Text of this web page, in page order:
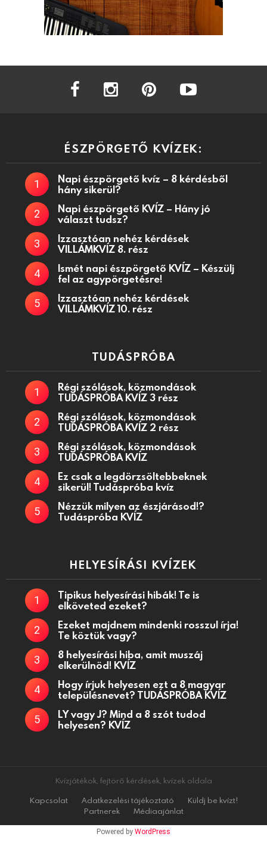
facebook instagram
ÉSZPÖRGETŐ KVÍZEK:
Napi észpörgető kvíz – 8 kérdésből
hány sikerül?
Napi észpörgető KVÍZ – Hány jó
választ tudsz?
Izzasztóan nehéz kérdések
VILLÁMKVÍZ 8. rész
Ismét napi észpörgető KVÍZ – Készülj
fel az agypörgetésre!
Izzasztóan nehéz kérdések
VILLÁMKVÍZ 10. rész
TUDÁSPRÓBA
Régi szólások, közmondások
TUDÁSPRÓBA KVÍZ 3 rész
Régi szólások, közmondások
TUDÁSPRÓBA KVÍZ 2 rész
Régi szólások, közmondások
TUDÁSPRÓBA KVÍZ
Ez csak a legdörzsöltebbeknek
sikerül! Tudáspróba kvíz
Nézzük milyen az észjárásod!?
Tudáspróba KVÍZ
HELYESÍRÁSI KVÍZEK
Tipikus helyesírási hibák! Te is
elköveted ezeket?
Ezeket majdnem mindenki rosszul írja!
Te köztük vagy?
8 helyesírási hiba, amit muszáj
elkerülnöd! KVÍZ
Hogy írjuk helyesen ezt a 8 magyar
településnevet? TUDÁSPRÓBA KVÍZ
LY vagy J? Mind a 8 szót tudod
helyesen? KVÍZ
Kvízjátékok, fejtörő kérdések, kvízek oldala
Kapcsolat
Adatkezelési tájékoztató
Küldj be kvízt!
Partnerek
Médiaajánlat
Powered by WordPress